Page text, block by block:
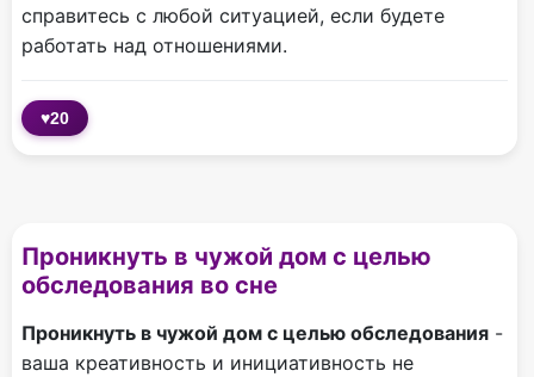
справитесь с любой ситуацией, если будете
работать над отношениями.
♥20
Проникнуть в чужой дом с целью
обследования во сне
Проникнуть в чужой дом с целью обследования -
ваша креативность и инициативность не